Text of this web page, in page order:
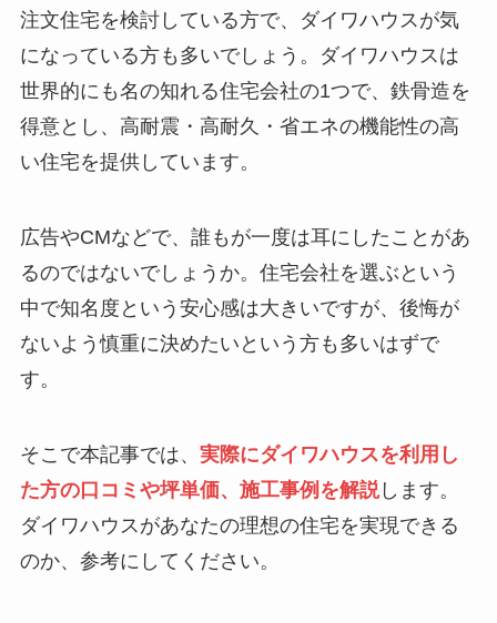
注文住宅を検討している方で、ダイワハウスが気
になっている方も多いでしょう。ダイワハウスは
世界的にも名の知れる住宅会社の1つで、鉄骨造を
得意とし、高耐震・高耐久・省エネの機能性の高
い住宅を提供しています。
広告やCMなどで、誰もが一度は耳にしたことがあ
るのではないでしょうか。住宅会社を選ぶという
中で知名度という安心感は大きいですが、後悔が
ないよう慎重に決めたいという方も多いはずで
す。
そこで本記事では、 実際にダイワハウスを利用し
た方の口コミや坪単価、施工事例を解説します。
ダイワハウスがあなたの理想の住宅を実現できる
のか、参考にしてください。